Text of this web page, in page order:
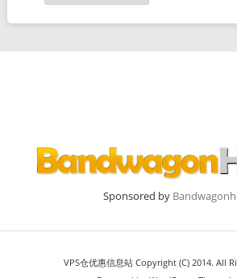
Sponsored by
VPS仓优惠信息站 Copyright (C) 2014. All